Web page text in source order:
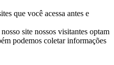
que você acessa antes e
site nossos visitantes optam
podemos coletar informações